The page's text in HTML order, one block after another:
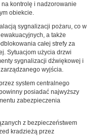
kontrolę i nadzorowanie
obiekcie.
sygnalizacji pożaru, co w
a także
całej strefy za
Sytuacjom użycia drzwi
sygnalizacji dźwiękowej i
wyjścia.
system centralnego
posiadać najwyższy
zabezpieczenia
z bezpieczeństwem
kradzieżą przez